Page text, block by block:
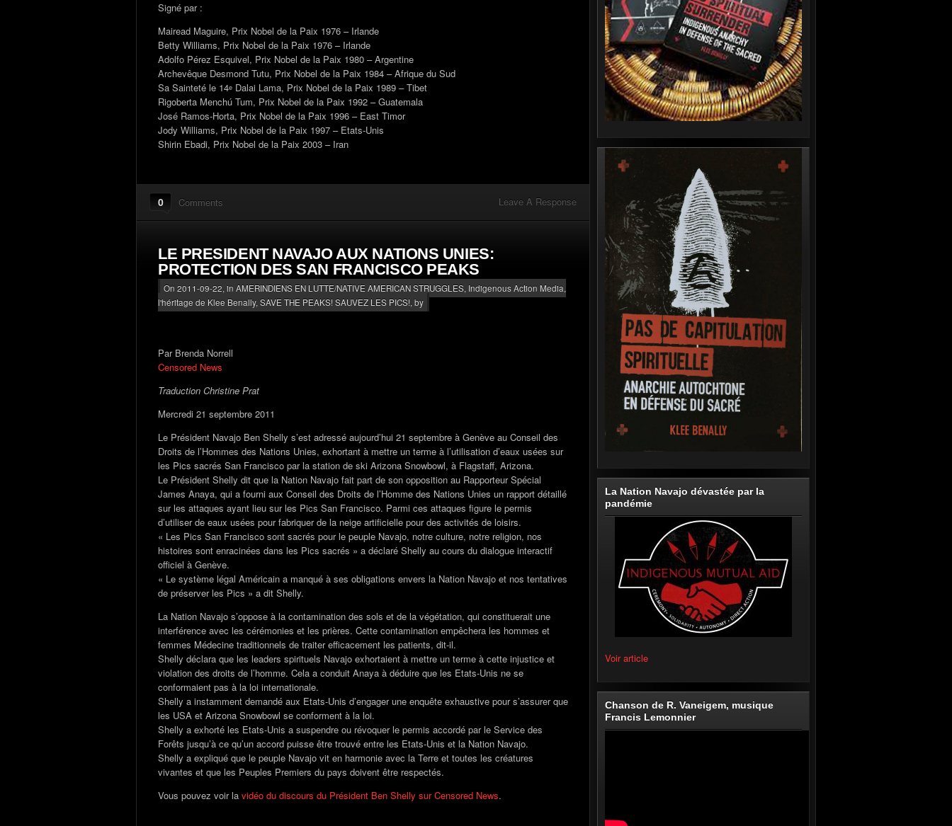
Signé par :
Mairead Maguire, Prix Nobel de la Paix 1976 – Irlande
Betty Williams, Prix Nobel de la Paix 1976 – Irlande
Adolfo Pérez Esquivel, Prix Nobel de la Paix 1980 – Argentine
Archevêque Desmond Tutu, Prix Nobel de la Paix 1984 – Afrique du Sud
Sa Sainteté le 14e Dalai Lama, Prix Nobel de la Paix 1989 – Tibet
Rigoberta Menchú Tum, Prix Nobel de la Paix 1992 – Guatemala
José Ramos-Horta, Prix Nobel de la Paix 1996 – East Timor
Jody Williams, Prix Nobel de la Paix 1997 – Etats-Unis
Shirin Ebadi, Prix Nobel de la Paix 2003 – Iran
0 Comments Leave A Response
LE PRESIDENT NAVAJO AUX NATIONS UNIES:
PROTECTION DES SAN FRANCISCO PEAKS
On 2011-09-22, in AMERINDIENS EN LUTTE/NATIVE AMERICAN STRUGGLES, Indigenous Action Media,
l'héritage de Klee Benally,SAVE THE PEAKS! SAUVEZ LES PICS!, by
Par Brenda Norrell
Censored News
Traduction Christine Prat
Mercredi 21 septembre 2011
Le Président Navajo Ben Shelly s’est adressé aujourd’hui 21 septembre à Genève au Conseil des
Droits de l’Hommes des Nations Unies, exhortant à mettre un terme à l’utilisation d’eaux usées sur
les Pics sacrés San Francisco par la station de ski Arizona Snowbowl, à Flagstaff, Arizona.
Le Président Shelly dit que la Nation Navajo fait part de son opposition au Rapporteur Spécial
James Anaya, qui a fourni aux Conseil des Droits de l’Homme des Nations Unies un rapport détaillé
sur les attaques ayant lieu sur les Pics San Francisco. Parmi ces attaques figure le permis
d’utiliser de eaux usées pour fabriquer de la neige artificielle pour des activités de loisirs.
« Les Pics San Francisco sont sacrés pour le peuple Navajo, notre culture, notre religion, nos
histoires sont enracinées dans les Pics sacrés » a déclaré Shelly au cours du dialogue interactif
officiel à Genève.
« Le système légal Américain a manqué à ses obligations envers la Nation Navajo et nos tentatives
de préserver les Pics » a dit Shelly.
La Nation Navajo s’oppose à la contamination des sols et de la végétation, qui constituerait une
interférence avec les cérémonies et les prières. Cette contamination empêchera les hommes et
femmes Médecine traditionnels de traiter efficacement les patients, dit-il.
Shelly déclara que les leaders spirituels Navajo exhortaient à mettre un terme à cette injustice et
violation des droits de l’homme. Cela a conduit Anaya à déduire que les Etats-Unis ne se
conformaient pas à la loi internationale.
Shelly a instamment demandé aux Etats-Unis d’engager une enquête exhaustive pour s’assurer que
les USA et Arizona Snowbowl se conforment à la loi.
Shelly a exhorté les Etats-Unis a suspendre ou révoquer le permis accordé par le Service des
Forêts jusqu’à ce qu’un accord puisse être trouvé entre les Etats-Unis et la Nation Navajo.
Shelly a expliqué que le peuple Navajo vit en harmonie avec la Terre et toutes les créatures
vivantes et que les Peuples Premiers du pays doivent être respectés.
Vous pouvez voir la vidéo du discours du Président Ben Shelly sur Censored News.
La Nation Navajo dévastée par la
pandémie
Voir article
Chanson de R. Vaneigem, musique
Francis Lemonnier